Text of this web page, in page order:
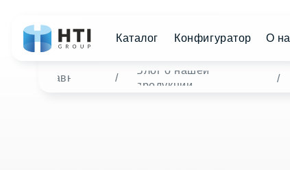
О нас
Конфигуратор
Каталог
продукции